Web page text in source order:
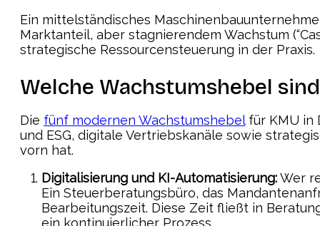
Ein mittelständisches
Marktanteil, aber stagnierendem Wachstum
strategische Ressourcensteuerung in der Praxis.
Welche Wachstumshebel
Die fünf modernen Wachstumshebelfür KMU in
und ESG, digitale Vertriebskanäle sowie
vorn hat.
Digitalisierung und KI-Automatisierung:Wer
Ein Steuerberatungsbüro, das
Bearbeitungszeit. Diese Zeit fließt in